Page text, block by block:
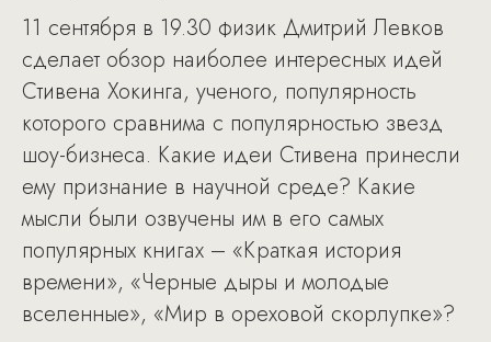
11 сентября в 19.30 физик Дмитрий Левков
сделает обзор наиболее интересных идей
Стивена Хокинга, ученого, популярность
которого сравнима с популярностью звезд
шоу-бизнеса. Какие идеи Стивена принесли
ему признание в научной среде? Какие
мысли были озвучены им в его самых
популярных книгах – «Краткая история
времени», «Черные дыры и молодые
вселенные», «Мир в ореховой скорлупке»?